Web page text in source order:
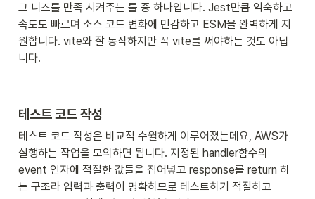
그 니즈를 만족 시켜주는 툴 중 하나입니다. Jest만큼 익숙하고
속도도 빠르며 소스 코드 변화에 민감하고 ESM을 완벽하게 지
원합니다. vite와 잘 동작하지만 꼭 vite를 써야하는 것도 아닙
니다.
테스트 코드 작성
테스트 코드 작성은 비교적 수월하게 이루어졌는데요, AWS가
실행하는 작업을 모의하면 됩니다. 지정된 handler함수의
event 인자에 적절한 값들을 집어넣고 response를 return 하
는 구조라 입력과 출력이 명확하므로 테스트하기 적절하고